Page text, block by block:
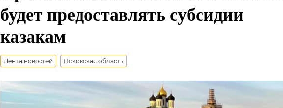
будет предоставлять субсидии
казакам
Лента новостей Псковская область